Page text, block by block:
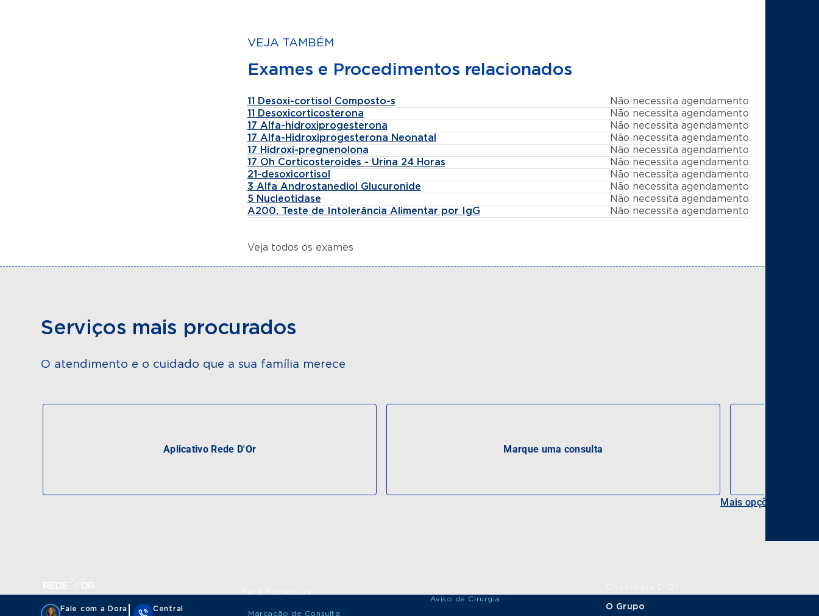
VEJA TAMBÉM
Exames e Procedimentos relacionados
11 Desoxi-cortisol Composto-s
Não necessita agendamento
11 Desoxicorticosterona
Não necessita agendamento
17 Alfa-hidroxiprogesterona
Não necessita agendamento
17 Alfa-Hidroxiprogesterona Neonatal
Não necessita agendamento
17 Hidroxi-pregnenolona
Não necessita agendamento
17 Oh Corticosteroides - Urina 24 Horas
Não necessita agendamento
21-desoxicortisol
Não necessita agendamento
3 Alfa Androstanediol Glucuronide
Não necessita agendamento
5 Nucleotidase
Não necessita agendamento
A200, Teste de Intolerância Alimentar por IgG
Não necessita agendamento
Veja todos os exames
Serviços mais procurados
O atendimento e o cuidado que a sua família merece
Aplicativo Rede D'Or Marque uma consulta
Mais opções
Fale com a Dora Central
Marcação de Consulta
Aviso de Cirurgia
O Grupo